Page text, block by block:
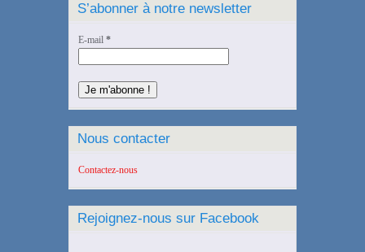
S’abonner à notre newsletter
E-mail *
Nous contacter
Contactez-nous
Rejoignez-nous sur Facebook